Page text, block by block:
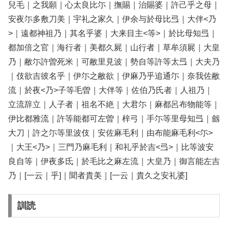
兒毛｜之我願｜心太良比尓｜撫賜｜治賜婆｜許己乎之母｜
安夜尓多敷刀美｜宇礼之家久｜伊余与於母比弖｜大伴<乃
>｜遠都神祖乃｜其名乎婆｜大来目主<等>｜於比母知弖｜
都加倍之官｜海行者｜美都久屍｜山行者｜草牟須屍｜大皇
乃｜敝尓許曽死米｜可敝里見波｜勢自等許等太弖｜大夫乃
｜伎欲吉彼名乎｜伊尓之敝欲｜伊麻乃乎追通尓｜奈我佐敝
流｜於夜<乃>子等毛曽｜大伴等｜佐伯乃氏者｜人祖乃｜
立流辞立｜人子者｜祖名不絶｜大君尓｜麻都呂布物能等｜
伊比都雅流｜許等能都可左曽｜梓弓｜手尓等里母知弖｜劔
大刀｜許之尓等里波伎｜安佐麻毛利｜由布能麻毛利<尓>
｜大王<乃>｜三門乃麻毛利｜和礼乎於吉<弖>｜比等波安
良自等｜伊夜多氐｜於毛比之麻左流｜大皇乃｜御言能左吉
乃｜[一云｜乎]｜聞者貴美｜[一云｜貴久之安礼婆]
訓読